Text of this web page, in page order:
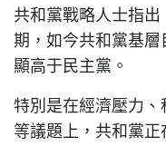
共和黨戰略人士指
期，如今共和黨基
顯高于民主黨。
特別是在經濟壓力
等議題上，共和黨